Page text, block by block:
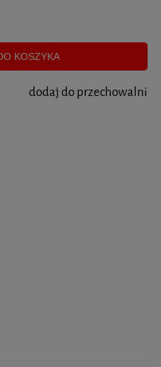
KOSZYKA
dodaj do przechowalni